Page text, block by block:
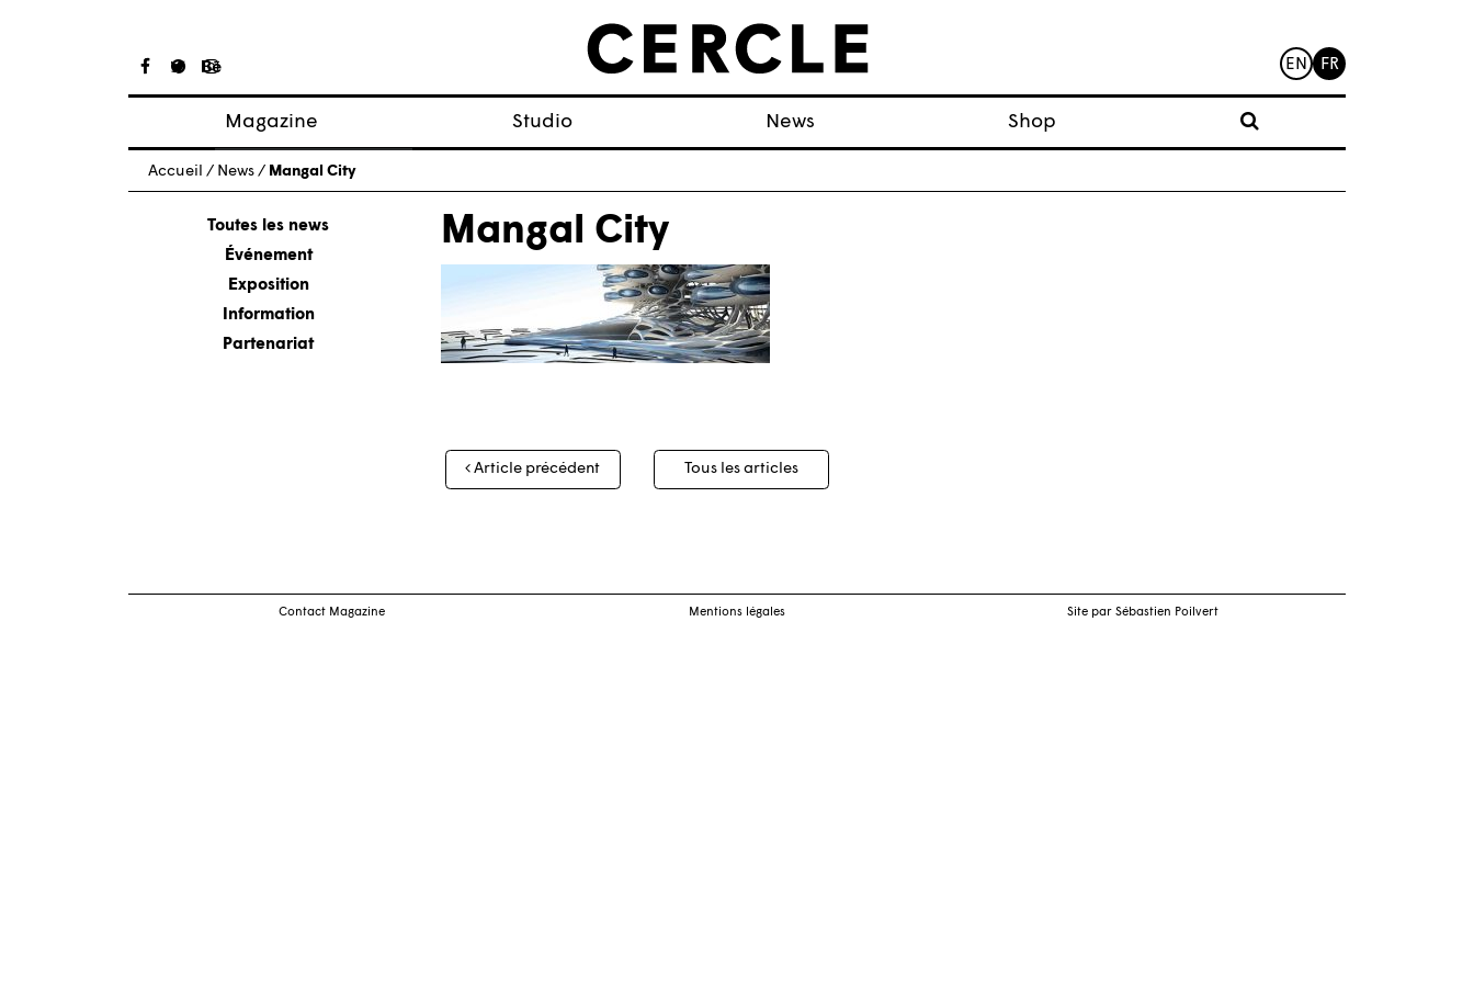
EN FR
Magazine
Articles
À propos
Numéros
Studio News Shop
Accueil / News / Mangal City
Toutes les news
Événement
Exposition
Information
Partenariat
Mangal City
Navigation
des
Article précédent Tous les articles
Contact Magazine Mentions légales Site par Sébastien Poilvert